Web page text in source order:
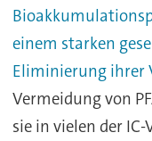
einem starken
Eliminierung ihrer
Vermeidung von
sie in vielen der